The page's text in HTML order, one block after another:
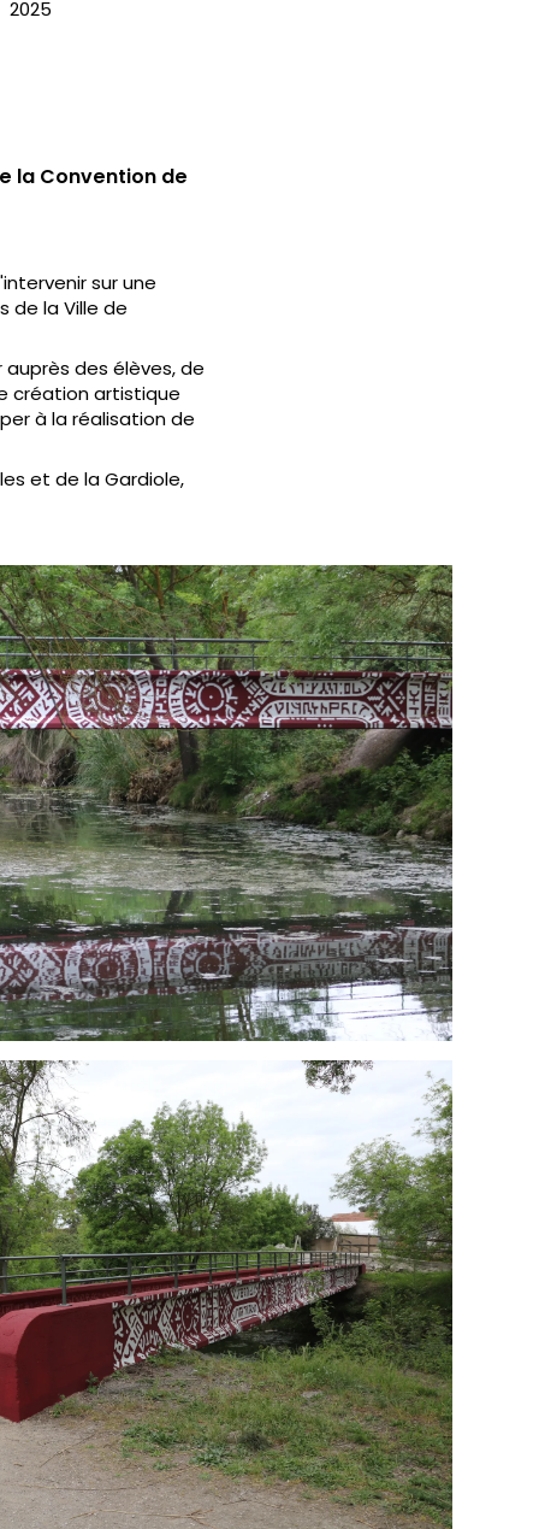
2025
la Convention de
sur une
de la Ville de
des élèves, de
création artistique
à la réalisation de
et de la Gardiole,